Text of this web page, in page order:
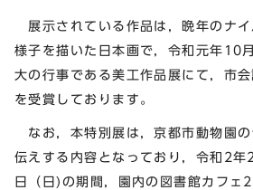
展示されている作品は，晩年のナイ
様子を描いた日本画で，令和元年10
大の行事である美工作品展にて，市会
を受賞しております。
なお，本特別展は，京都市動物園の
伝えする内容となっており，令和2
日（日)の期間，園内の図書館カフェ